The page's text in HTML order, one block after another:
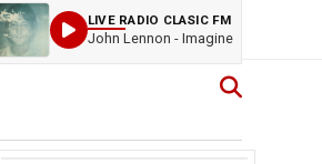
LIVE RADIO CLASIC FM
John Lennon - Imagine